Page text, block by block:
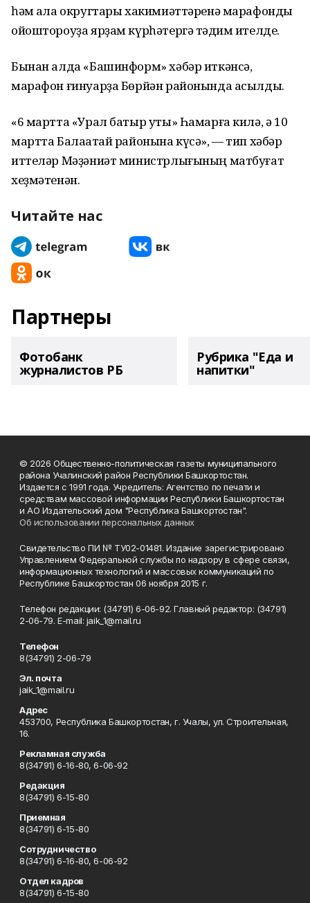
һәм ҡала округтары хакимиәттәренә марафонды
ойоштороуҙа ярҙам күрһәтергә тәҡдим ителде.
Бынан алда «Башинформ» хәбәр иткәнсә,
марафон ғинуарҙа Бөрйән районында асылды.
«6 мартта «Урал батыр уты» Һамарға килә, ә 10
мартта Балаҡатай районына күсә», — тип хәбәр
иттеләр Мәҙәниәт министрлығының матбуғат
хеҙмәтенән.
Читайте нас
Партнеры
Фотобанк
журналистов РБ
Рубрика "Еда и
напитки"
© 2026 Общественно-политическая газеты муниципального
района Учалинский район Республики Башкортостан.
Издается с 1991 года. Учредитель: Агентство по печати и
средствам массовой информации Республики Башкортостан
и АО Издательский дом "Республика Башкортостан".
Об использовании персональных данных
Свидетельство ПИ № ТУ02-01481. Издание зарегистрировано
Управлением Федеральной службы по надзору в сфере связи,
информационных технологий и массовых коммуникаций по
Республике Башкортостан 06 ноября 2015 г.
Телефон редакции: (34791) 6-06-92. Главный редактор: (34791)
2-06-79. Е-mаil: jaik_1@mail.ru
Телефон
8(34791) 2-06-79
Эл. почта
jaik_1@mail.ru
Адрес
453700, Республика Башкортостан, г. Учалы, ул. Строительная,
16.
Рекламная служба
8(34791) 6-16-80, 6-06-92
Редакция
8(34791) 6-15-80
Приемная
8(34791) 6-15-80
Сотрудничество
8(34791) 6-16-80, 6-06-92
Отдел кадров
8(34791) 6-15-80